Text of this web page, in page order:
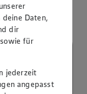
Daten,
dir
für
jederzeit
angepasst